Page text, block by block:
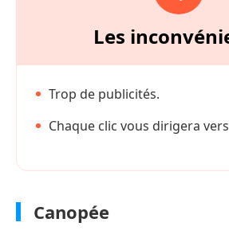
Les
Trop de publicités.
Chaque clic vous dirigera
Canopée